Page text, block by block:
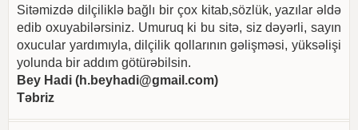
Sitəmizdə dilçiliklə bağlı bir çox kitab,sözlük, yazılar əldə
edib oxuyabilərsiniz. Umuruq ki bu sitə, siz dəyərli, sayın
oxucular yardımıyla, dilçilik qollarının gəlişməsi, yüksəlişi
yolunda bir addım götürəbilsin.
Bey Hadi (h.beyhadi@gmail.com)
Təbriz